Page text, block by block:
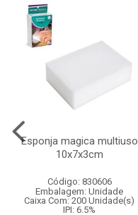
Esponja magica multiuso
10x7x3cm
Código: 830606
Embalagem: Unidade
Caixa Com: 200 Unidade(s)
IPI: 6.5%